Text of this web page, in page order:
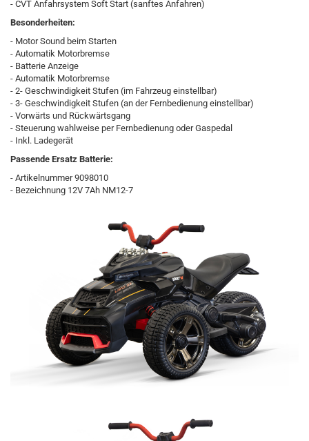
- CVT Anfahrsystem Soft Start (sanftes Anfahren)
Besonderheiten:
- Motor Sound beim Starten
- Automatik Motorbremse
- Batterie Anzeige
- Automatik Motorbremse
- 2- Geschwindigkeit Stufen (im Fahrzeug einstellbar)
- 3- Geschwindigkeit Stufen (an der Fernbedienung einstellbar)
- Vorwärts und Rückwärtsgang
- Steuerung wahlweise per Fernbedienung oder Gaspedal
- Inkl. Ladegerät
Passende Ersatz Batterie:
- Artikelnummer 9098010
- Bezeichnung 12V 7Ah NM12-7